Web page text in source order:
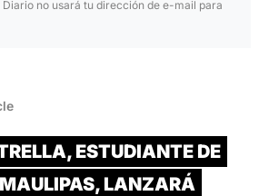
no usará tu dirección de e-mail para
ESTUDIANTE DE
LANZARÁ